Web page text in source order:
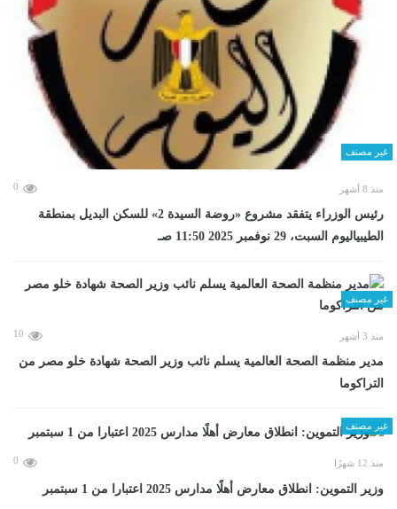
غير مصنف
منذ 8 أشهر 0
رئيس الوزراء يتفقد مشروع «روضة السيدة 2» للسكن البديل بمنطقة
الطيبياليوم السبت، 29 نوفمبر 2025 11:50 صـ
غير مصنف
منذ 3 أشهر 10
مدير منظمة الصحة العالمية يسلم نائب وزير الصحة شهادة خلو مصر من
التراكوما
غير مصنف
منذ 12 شهرًا 0
وزير التموين: انطلاق معارض أهلًا مدارس 2025 اعتبارا من 1 سبتمبر